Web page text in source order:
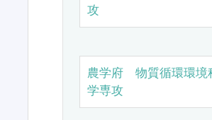
攻
農学府 物質循環環境
学専攻